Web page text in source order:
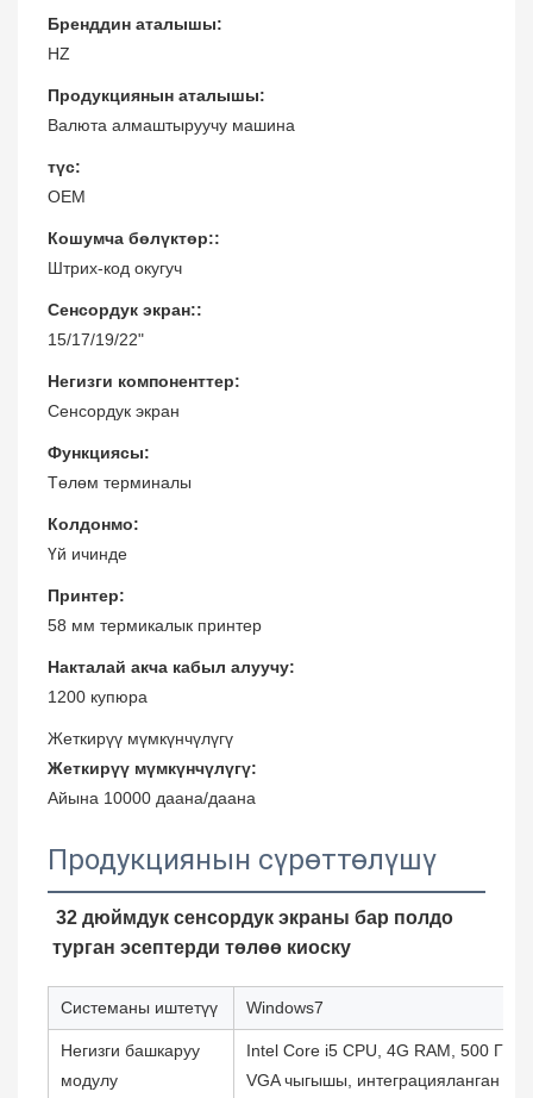
Бренддин аталышы:
HZ
Продукциянын аталышы:
Валюта алмаштыруучу машина
түс:
OEM
Кошумча бөлүктөр::
Штрих-код окугуч
Сенсордук экран::
15/17/19/22"
Негизги компоненттер:
Сенсордук экран
Функциясы:
Төлөм терминалы
Колдонмо:
Үй ичинде
Принтер:
58 мм термикалык принтер
Накталай акча кабыл алуучу:
1200 купюра
Жеткирүү мүмкүнчүлүгү
Жеткирүү мүмкүнчүлүгү:
Айына 10000 даана/даана
Продукциянын сүрөттөлүшү
32 дюймдук сенсордук экраны бар полдо
турган эсептерди төлөө киоску
Системаны иштетүү Windows7
Негизги башкаруу
модулу
Intel Core i5 CPU, 4G RAM, 500 ГБ
VGA чыгышы, интеграцияланган үн